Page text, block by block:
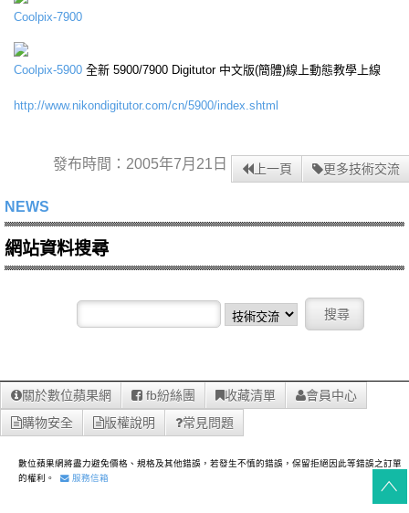
Coolpix-7900
Coolpix-5900 全新 5900/7900 Digitutor 中文版(簡體)線上動態教學上線
http://www.nikondigitutor.com/cn/5900/index.shtml
發布時間：2005年7月21日 上一頁 更多技術交流
NEWS
網站資料搜尋
關於數位蘋果網 fb紛絲團 收藏清單
會員中心
購物安全
版權說明 常見問題
數位蘋果網將盡力避免價格、規格及其他錯誤，若發生不慎的錯誤，保留拒絕因此等錯誤之訂單
的權利。
服務信箱